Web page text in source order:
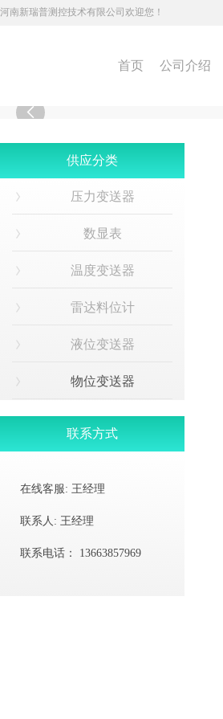
河南新瑞普测控技术有限公司欢迎您！
首页 公司介绍

供应分类
压力变送器
数显表
温度变送器
雷达料位计
液位变送器
物位变送器
联系方式
在线客服: 王经理
联系人: 王经理
联系电话： 13663857969